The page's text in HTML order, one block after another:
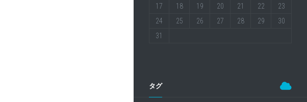
17
18 19 20 21 22
23
24
25 26 27 28 29
30
31
タグ